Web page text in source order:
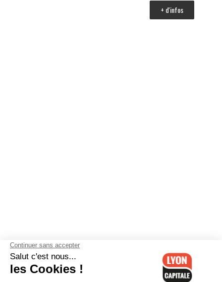
+ d'infos